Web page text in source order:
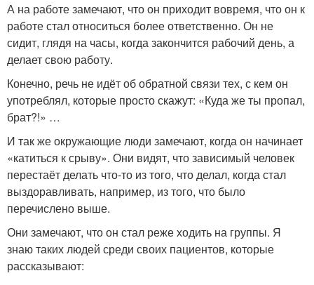
А на работе замечают, что он приходит вовремя, что он к
работе стал относиться более ответственно. Он не
сидит, глядя на часы, когда закончится рабочий день, а
делает свою работу.
Конечно, речь не идёт об обратной связи тех, с кем он
употреблял, которые просто скажут: «Куда же ты пропал,
брат?!» …
И так же окружающие люди замечают, когда он начинает
«катиться к срыву». Они видят, что зависимый человек
перестаёт делать что-то из того, что делал, когда стал
выздоравливать, например, из того, что было
перечислено выше.
Они замечают, что он стал реже ходить на группы. Я
знаю таких людей среди своих пациентов, которые
рассказывают:​